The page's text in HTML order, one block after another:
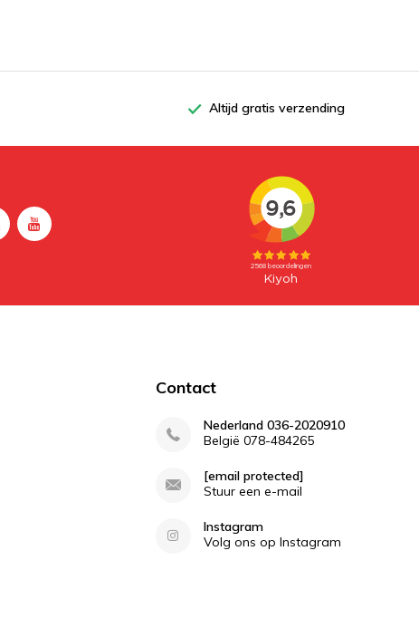
Altijd gratis verzending
Contact
Nederland 036-2020910
België 078-484265
[email protected]
Stuur een e-mail
Instagram
Volg ons op Instagram